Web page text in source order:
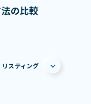
の比較
リスティング